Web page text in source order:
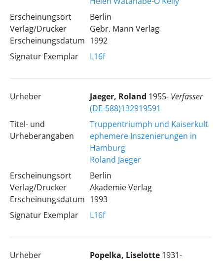
Erscheinungsort
Verlag/Drucker
Erscheinungsdatum
Berlin
Gebr. Mann Verlag
1992
Signatur Exemplar
L16f
Urheber Jaeger, Roland 1955- Verfasser
(DE-588)132919591
Titel- und
Urheberangaben
Truppentriumph und Kaiserkult
ephemere Inszenierungen in
Hamburg
Roland Jaeger
Erscheinungsort
Verlag/Drucker
Erscheinungsdatum
Berlin
Akademie Verlag
1993
Signatur Exemplar
L16f
Urheber Popelka, Liselotte 1931-